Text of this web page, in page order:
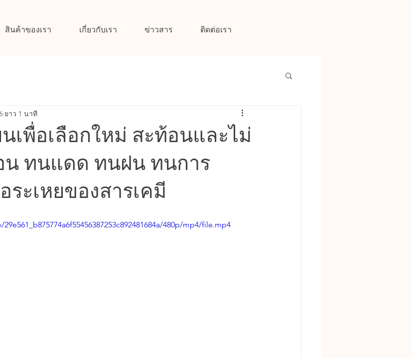
สินค้าของเรา เกี่ยวกับเรา ข่าวสาร ติดต่อเรา
นเพื่อเลือกใหม่ สะท้อนและไม่
ทนแดด ทนฝน ทนการ
ระเหยของสารเคมี
ยาว 1 นาที
480p/mp4/file.mp4